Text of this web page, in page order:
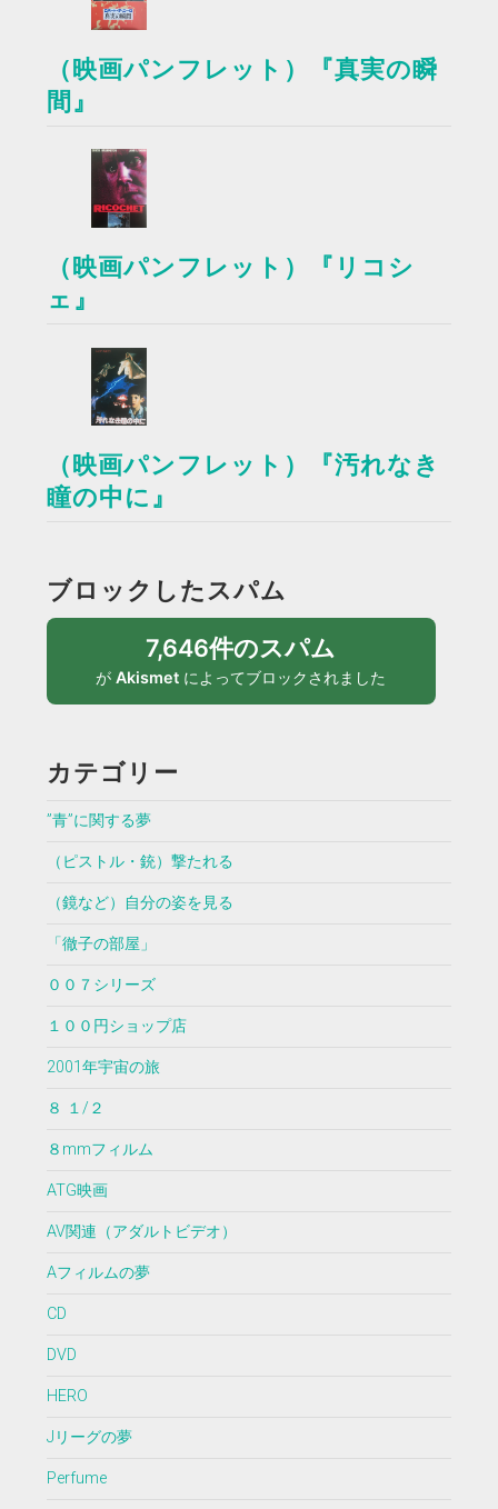
（映画パンフレット）『真実の瞬
間』
（映画パンフレット）『リコシ
ェ』
（映画パンフレット）『汚れなき
瞳の中に』
ブロックしたスパム
7,646件のスパム
がAkismet によってブロックされました
カテゴリー
”青”に関する夢
（ピストル・銃）撃たれる
（鏡など）自分の姿を見る
「徹子の部屋」
００７シリーズ
１００円ショップ店
2001年宇宙の旅
８ １/２
８mmフィルム
ATG映画
AV関連（アダルトビデオ）
Aフィルムの夢
CD
DVD
HERO
Jリーグの夢
Perfume